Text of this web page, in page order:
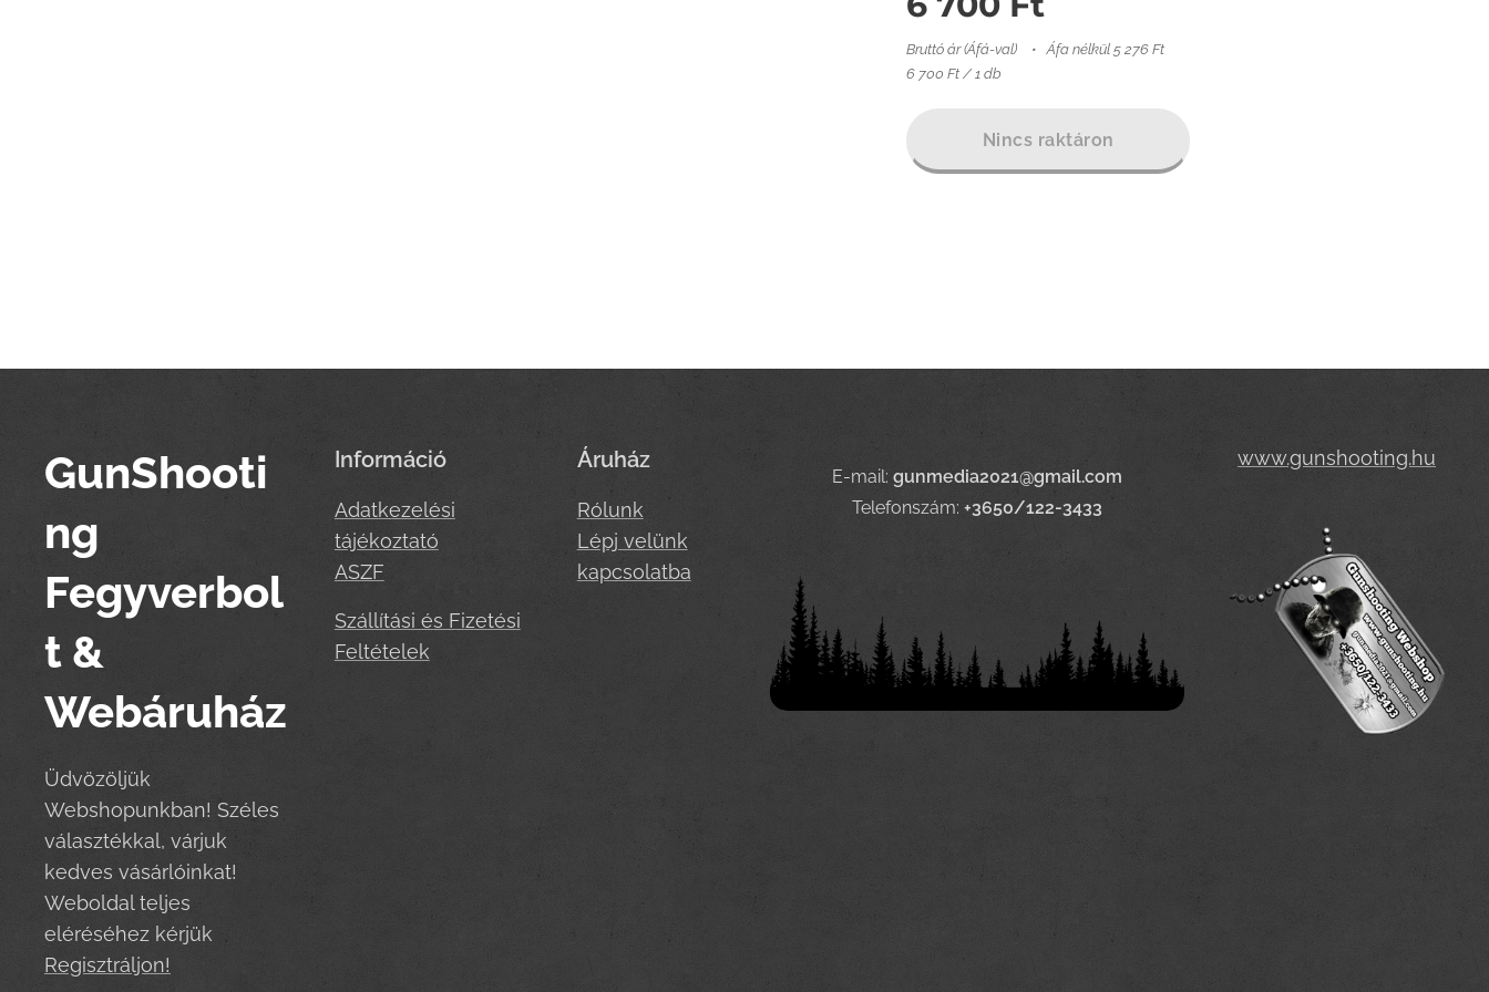
Bruttó ár (Áfá-val)
Áfa nélkül 5 276 Ft
6 700 Ft / 1 db
Nincs raktáron
GunShooti
ng
Fegyverbol
t &
Webáruház
Üdvözöljük
Webshopunkban! Széles
választékkal, várjuk
kedves vásárlóinkat!
Weboldal teljes
eléréséhez kérjük
Regisztráljon!
Információ
Adatkezelési
tájékoztató
ASZF
Szállítási és Fizetési
Feltételek
Áruház
Rólunk
Lépj velünk
kapcsolatba
E-mail:gunmedia2021@gmail.com
Telefonszám:+3650/122-3433
www.gunshooting.hu